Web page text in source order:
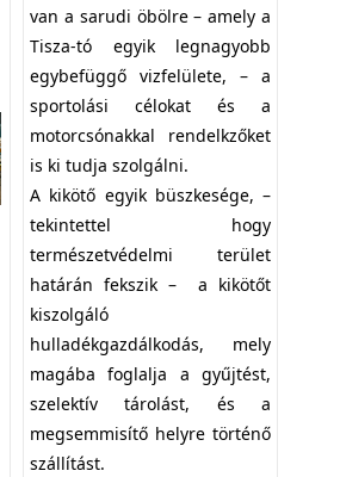
van a sarudi öbölre – amely a
Tisza-tó egyik legnagyobb
egybefüggő vizfelülete, – a
sportolási célokat és a
motorcsónakkal rendelkzőket
is ki tudja szolgálni.
A kikötő egyik büszkesége, –
tekintettel hogy
természetvédelmi terület
határán fekszik – a kikötőt
kiszolgáló
hulladékgazdálkodás, mely
magába foglalja a gyűjtést,
szelektív tárolást, és a
megsemmisítő helyre történő
szállítást.